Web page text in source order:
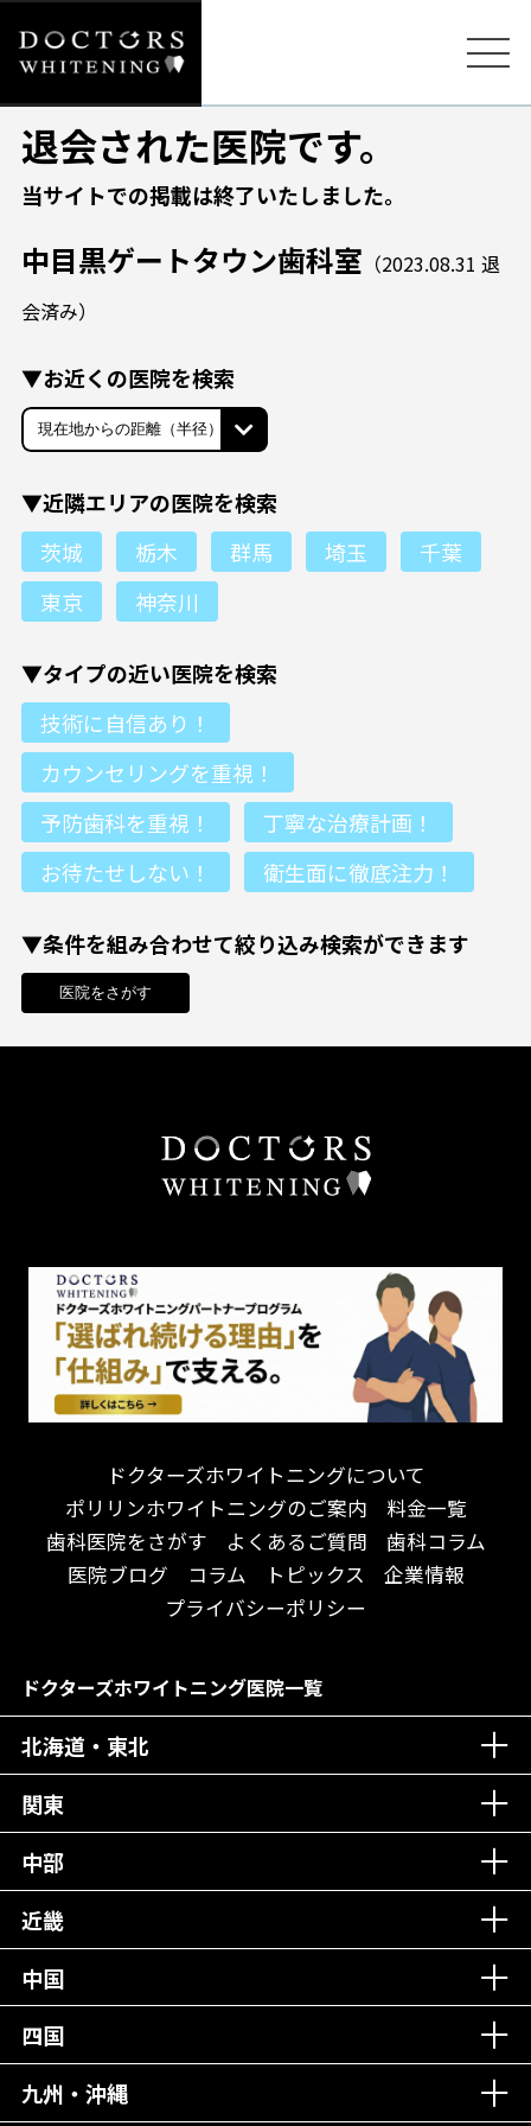
退会された医院です。
当サイトでの掲載は終了いたしました。
中目黒ゲートタウン歯科室 （2023.08.31 退
会済み）
▼お近くの医院を検索
▼近隣エリアの医院を検索
茨城
栃木 群馬 埼玉
千葉
東京
神奈川
▼タイプの近い医院を検索
技術に自信あり！
カウンセリングを重視！
予防歯科を重視！
丁寧な治療計画！
お待たせしない！
衛生面に徹底注力！
▼条件を組み合わせて絞り込み検索ができます
ドクターズホワイトニングについて
ポリリンホワイトニングのご案内
料金一覧
歯科医院をさがす
よくあるご質問
歯科コラム
医院ブログ
コラム トピックス
企業情報
プライバシーポリシー
ドクターズホワイトニング医院一覧
北海道・東北
関東
中部
近畿
中国
四国
九州・沖縄